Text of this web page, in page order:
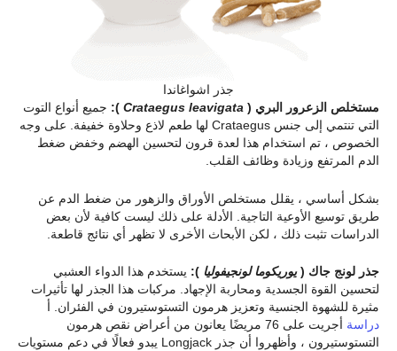
جذر اشواغاندا
مستخلص الزعرور البري (
): جميع أنواع التوت
التي تنتمي إلى جنس Crataegus لها طعم لاذع وحلاوة خفيفة. على وجه
الخصوص ، تم استخدام هذا لعدة قرون لتحسين الهضم وخفض ضغط
الدم المرتفع وزيادة وظائف القلب.
بشكل أساسي ، يقلل مستخلص الأوراق والزهور من ضغط الدم عن
طريق توسيع الأوعية التاجية. الأدلة على ذلك ليست كافية لأن بعض
الدراسات تثبت ذلك ، لكن الأبحاث الأخرى لا تظهر أي نتائج قاطعة.
جذر لونج جاك (يوريكوما لونجيفوليا ): يستخدم هذا الدواء العشبي
لتحسين القوة الجسدية ومحاربة الإجهاد. مركبات هذا الجذر لها تأثيرات
مثيرة للشهوة الجنسية وتعزيز هرمون التستوستيرون في الفئران. أ
دراسة
أجريت على 76 مريضًا يعانون من أعراض نقص هرمون
التستوستيرون ، وأظهروا أن جذر Longjack يبدو فعالًا في دعم مستويات